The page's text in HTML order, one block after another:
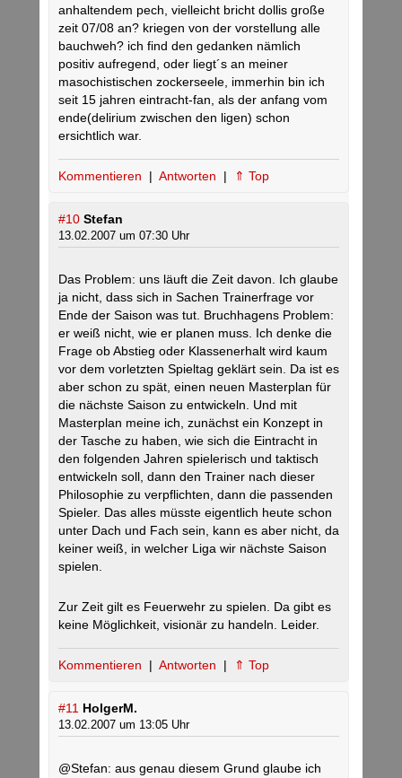
anhaltendem pech, vielleicht bricht dollis große
zeit 07/08 an? kriegen von der vorstellung alle
bauchweh? ich find den gedanken nämlich
positiv aufregend, oder liegt´s an meiner
masochistischen zockerseele, immerhin bin ich
seit 15 jahren eintracht-fan, als der anfang vom
ende(delirium zwischen den ligen) schon
ersichtlich war.
Kommentieren | Antworten | ⇑ Top
#10 Stefan
13.02.2007 um 07:30 Uhr
Das Problem: uns läuft die Zeit davon. Ich glaube
ja nicht, dass sich in Sachen Trainerfrage vor
Ende der Saison was tut. Bruchhagens Problem:
er weiß nicht, wie er planen muss. Ich denke die
Frage ob Abstieg oder Klassenerhalt wird kaum
vor dem vorletzten Spieltag geklärt sein. Da ist es
aber schon zu spät, einen neuen Masterplan für
die nächste Saison zu entwickeln. Und mit
Masterplan meine ich, zunächst ein Konzept in
der Tasche zu haben, wie sich die Eintracht in
den folgenden Jahren spielerisch und taktisch
entwickeln soll, dann den Trainer nach dieser
Philosophie zu verpflichten, dann die passenden
Spieler. Das alles müsste eigentlich heute schon
unter Dach und Fach sein, kann es aber nicht, da
keiner weiß, in welcher Liga wir nächste Saison
spielen.
Zur Zeit gilt es Feuerwehr zu spielen. Da gibt es
keine Möglichkeit, visionär zu handeln. Leider.
Kommentieren | Antworten | ⇑ Top
#11 HolgerM.
13.02.2007 um 13:05 Uhr
@Stefan: aus genau diesem Grund glaube ich